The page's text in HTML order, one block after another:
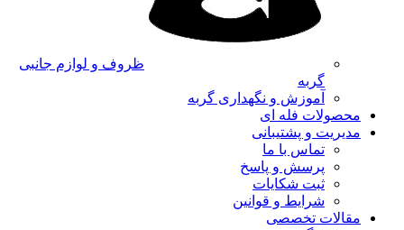
ظروف و لوازم جانبی
گربه
آموزش و نگهداری گربه
محصولات فله ای
مدیریت و پشتیبانی
تماس با ما
پرسش و پاسخ
ثبت شکایات
شرایط و قوانین
مقالات تخصصی